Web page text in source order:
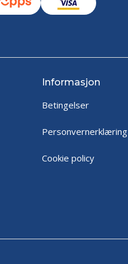
Informasjon
Betingelser
Personvernerklæring
Cookie policy